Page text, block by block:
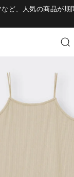
ど、人気の商品が期